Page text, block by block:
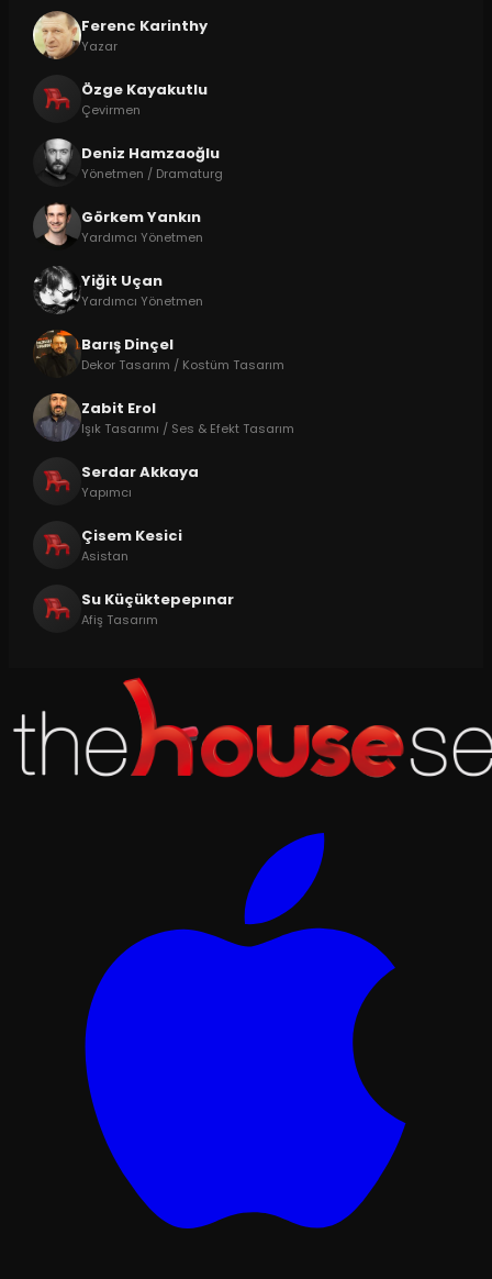
Ferenc Karinthy
Yazar
Özge Kayakutlu
Çevirmen
Deniz Hamzaoğlu
Yönetmen / Dramaturg
Görkem Yankın
Yardımcı Yönetmen
Yiğit Uçan
Yardımcı Yönetmen
Barış Dinçel
Dekor Tasarım / Kostüm Tasarım
Zabit Erol
Işık Tasarımı / Ses & Efekt Tasarım
Serdar Akkaya
Yapımcı
Çisem Kesici
Asistan
Su Küçüktepepınar
Afiş Tasarım